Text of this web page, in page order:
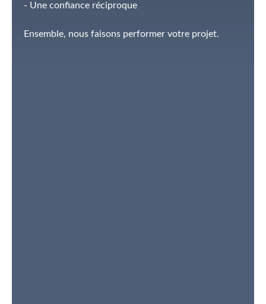
- Une confiance réciproque
Ensemble, nous faisons performer votre projet.